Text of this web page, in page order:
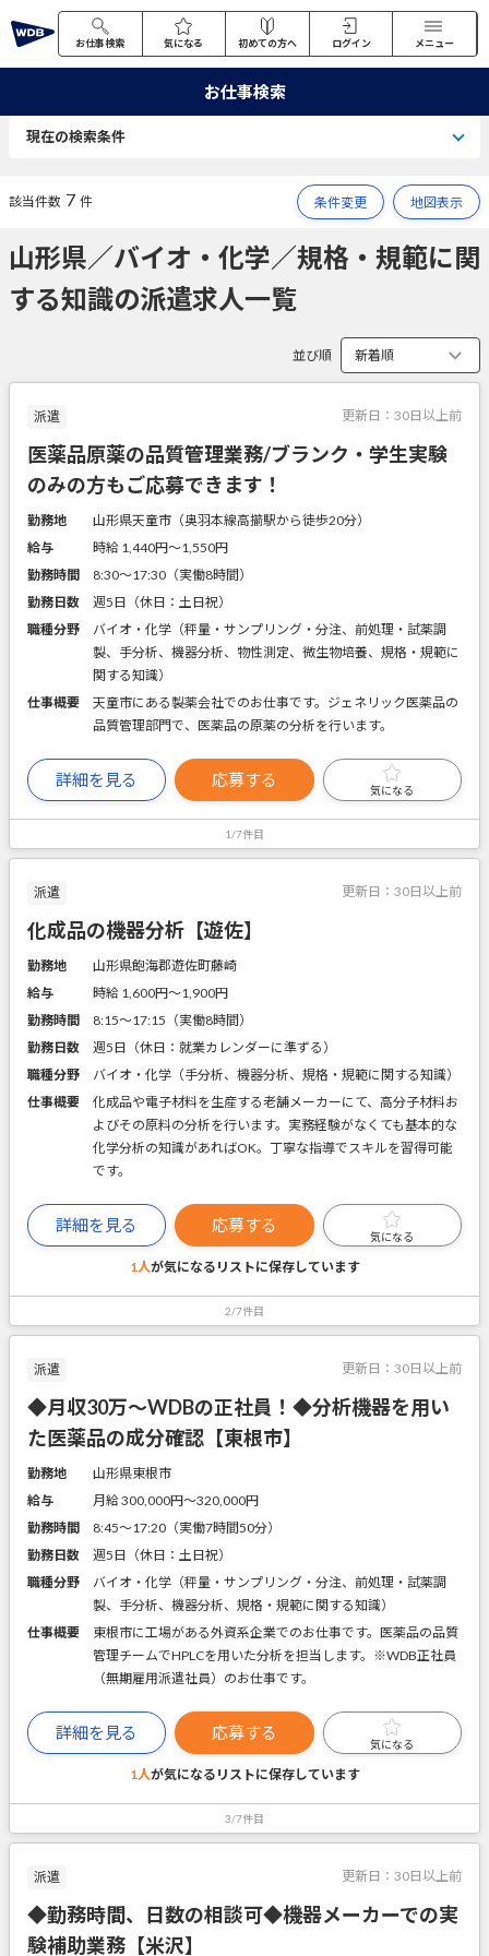
お仕事検索 気になる 初めての方へ ログイン メニュー
お仕事検索
現在の検索条件
該当件数 7 件 条件変更 地図表示
山形県／バイオ・化学／規格・規範に関
する知識の派遣求人一覧
並び順
派遣 更新日： 30日以上前
医薬品原薬の品質管理業務/ブランク・学生実験
のみの方もご応募できます！
勤務地
山形県天童市（奥羽本線高擶駅から徒歩20分）
給与
時給 1,440円〜1,550円
勤務時間
8:30～17:30（実働8時間）
勤務日数
週5日（休日：土日祝）
職種分野
バイオ・化学（秤量・サンプリング・分注、前処理・試薬調
製、手分析、機器分析、物性測定、微生物培養、規格・規範に
関する知識）
仕事概要
天童市にある製薬会社でのお仕事です。ジェネリック医薬品の
品質管理部門で、医薬品の原薬の分析を行います。
詳細を見る 応募する
気になる
1/7件目
派遣 更新日： 30日以上前
化成品の機器分析【遊佐】
勤務地
山形県飽海郡遊佐町藤崎
給与
時給 1,600円〜1,900円
勤務時間
8:15～17:15（実働8時間）
勤務日数
週5日（休日：就業カレンダーに準ずる）
職種分野
バイオ・化学（手分析、機器分析、規格・規範に関する知識）
仕事概要
化成品や電子材料を生産する老舗メーカーにて、高分子材料お
よびその原料の分析を行います。実務経験がなくても基本的な
化学分析の知識があればOK。丁寧な指導でスキルを習得可能
です。
詳細を見る 応募する
気になる
1人が気になるリストに保存しています
2/7件目
派遣 更新日： 30日以上前
◆月収30万～WDBの正社員！◆分析機器を用い
た医薬品の成分確認【東根市】
勤務地
山形県東根市
給与
月給 300,000円〜320,000円
勤務時間
8:45～17:20（実働7時間50分）
勤務日数
週5日（休日：土日祝）
職種分野
バイオ・化学（秤量・サンプリング・分注、前処理・試薬調
製、手分析、機器分析、規格・規範に関する知識）
仕事概要
東根市に工場がある外資系企業でのお仕事です。医薬品の品質
管理チームでHPLCを用いた分析を担当します。※WDB正社員
（無期雇用派遣社員）のお仕事です。
詳細を見る 応募する
気になる
1人が気になるリストに保存しています
3/7件目
派遣 更新日： 30日以上前
◆勤務時間、日数の相談可◆機器メーカーでの実
験補助業務【米沢】